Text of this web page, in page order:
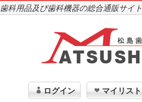
歯科用品及び歯科機器の総合通販サイト
ログイン マイリスト